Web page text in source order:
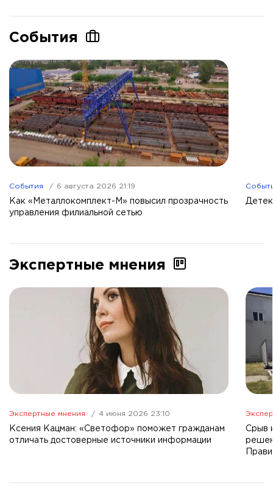
События
События 6 августа 2026 21:19
Как «Металлокомплект-М» повысил прозрачность
управления филиальной сетью
Экспертные мнения
Экспертные мнения 4 июня 2026 23:10
Ксения Кацман: «Светофор» поможет гражданам
отличать достоверные источники информации
Срыв